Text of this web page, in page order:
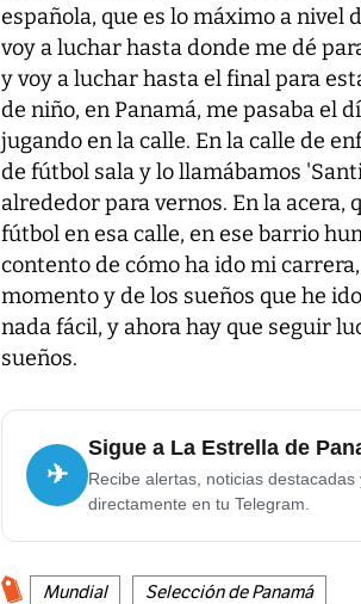
española, que es lo máximo a nivel
voy a luchar hasta donde me dé
y voy a luchar hasta el final para
de niño, en Panamá, me pasaba el
jugando en la calle. En la calle de
de fútbol sala y lo llamábamos
alrededor para vernos. En la acera,
fútbol en esa calle, en ese barrio
contento de cómo ha ido mi
momento y de los sueños que he
nada fácil, y ahora hay que seguir
sueños.
✈
Sigue a La Estrella de
Recibe alertas, noticias
directamente en tu Telegram.
Mundial Selección de Panamá